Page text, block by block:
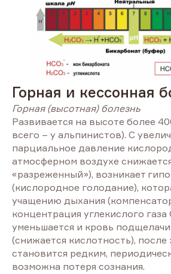
Горная и кессонная
Горная (высотная) болезнь
Развивается на высоте более
всего – у альпинистов). С
парциальное давление
атмосферном воздухе
«разреженный»), возникает
(кислородное голодание),
учащению дыхания
концентрация углекислого
уменьшается и кровь
(снижается кислотность),
становится редким,
возможна потеря сознания.